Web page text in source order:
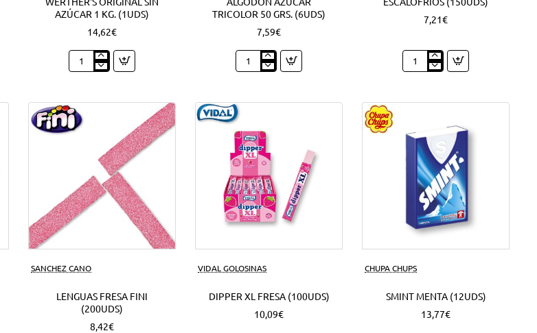
AZÚCAR 1 KG. (1UDS)
14,62€
Werther's
Original
1
Kg.
(1Uds)
TRICOLOR 50 GRS. (6UDS)
7,59€
Algodón
azúcar
Grs.
(6Uds)
7,21€
Escalofrios
(150Uds)
SANCHEZ CANO
LENGUAS FRESA FINI
(200UDS)
8,42€
VIDAL GOLOSINAS
DIPPER XL FRESA (100UDS)
10,09€
CHUPA CHUPS
SMINT MENTA (12UDS)
13,77€